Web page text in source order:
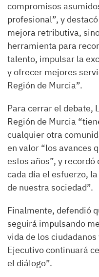
compromisos
profesional”, y
mejora retributiva,
herramienta para
talento, impulsar la
y ofrecer mejores
Región de Murcia”.
Para cerrar el debate,
Región de Murcia
cualquier otra
en valor “los avances
estos años”, y
cada día el esfuerzo,
de nuestra sociedad”.
Finalmente, defendió
seguirá impulsando
vida de los
Ejecutivo continuará
el diálogo”.